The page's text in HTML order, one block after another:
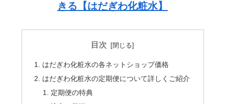
きる【はだぎわ化粧水】
目次
はだぎわ化粧水の各ネットショップ価格
はだぎわ化粧水の定期便について詳しくご紹介
定期便の特典